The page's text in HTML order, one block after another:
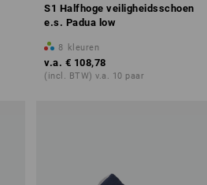
S1 Halfhoge veiligheidsschoen
e.s. Padua low
8 kleuren
v.a. € 108,78
(incl. BTW) v.a. 10 paar